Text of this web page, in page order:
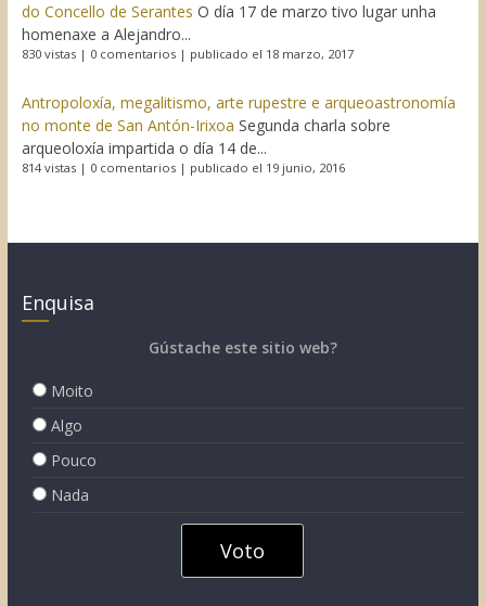
do Concello de Serantes O día 17 de marzo tivo lugar unha
homenaxe a Alejandro...
830 vistas| 0 comentarios| publicado el 18 marzo, 2017
Antropoloxía, megalitismo, arte rupestre e arqueoastronomía
no monte de San Antón-Irixoa Segunda charla sobre
arqueoloxía impartida o día 14 de...
814 vistas| 0 comentarios| publicado el 19 junio, 2016
Enquisa
Gústache este sitio web?
Moito
Algo
Pouco
Nada